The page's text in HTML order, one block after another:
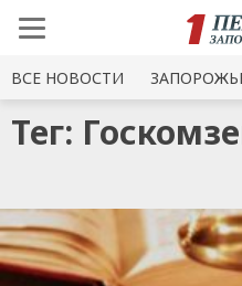
ВСЕ НОВОСТИ
Тег: